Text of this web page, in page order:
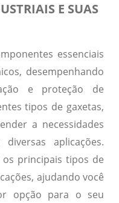
E SUAS
essenciais
desempenhando
e proteção de
tipos de gaxetas,
a necessidades
aplicações.
principais tipos de
ajudando você
opção para o seu